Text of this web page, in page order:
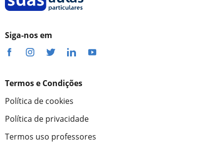
Siga-nos em
Termos e Condições
Política de cookies
Política de privacidade
Termos uso professores